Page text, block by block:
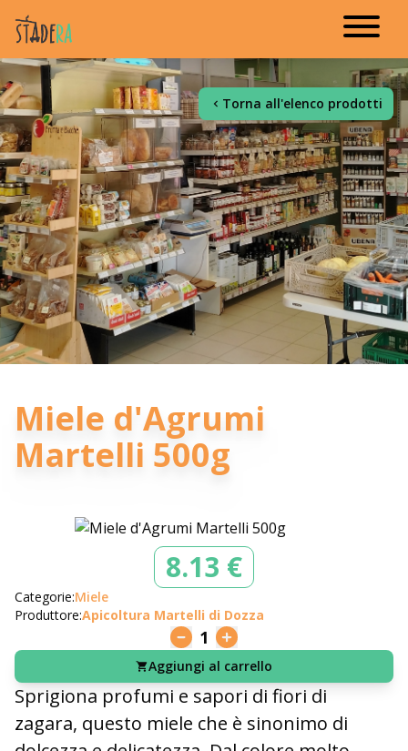
Torna all'elenco prodotti
Miele d'Agrumi
Martelli 500g
8.13 €
Categorie:Miele
Produttore:Apicoltura Martelli di Dozza
1
Aggiungi al carrello
Sprigiona profumi e sapori di fiori di
zagara, questo miele che è sinonimo di